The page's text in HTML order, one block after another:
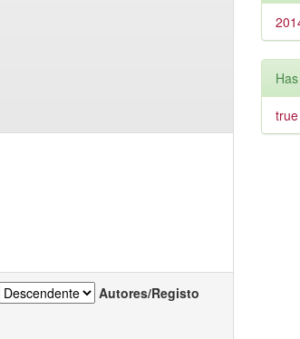
Autores/Registo
true